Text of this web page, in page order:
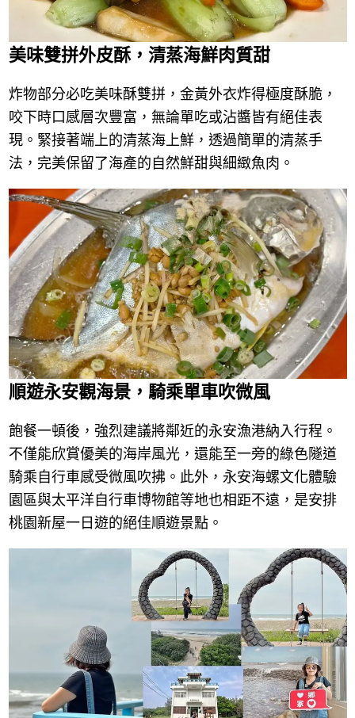
美味雙拼外皮酥，清蒸海鮮肉質甜
炸物部分必吃美味酥雙拼，金黃外衣炸得極度酥脆，
咬下時口感層次豐富，無論單吃或沾醬皆有絕佳表
現。緊接著端上的清蒸海上鮮，透過簡單的清蒸手
法，完美保留了海產的自然鮮甜與細緻魚肉。
順遊永安觀海景，騎乘單車吹微風
飽餐一頓後，強烈建議將鄰近的永安漁港納入行程。
不僅能欣賞優美的海岸風光，還能至一旁的綠色隧道
騎乘自行車感受微風吹拂。此外，永安海螺文化體驗
園區與太平洋自行車博物館等地也相距不遠，是安排
桃園新屋一日遊的絕佳順遊景點。